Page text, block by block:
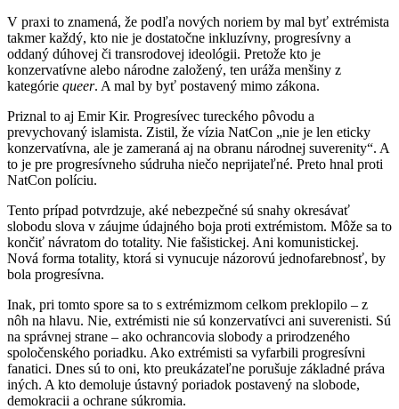
V praxi to znamená, že podľa nových noriem by mal byť extrémista
takmer každý, kto nie je dostatočne inkluzívny, progresívny a
oddaný dúhovej či transrodovej ideológii. Pretože kto je
konzervatívne alebo národne založený, ten uráža menšiny z
kategórie queer. A mal by byť postavený mimo zákona.
Priznal to aj Emir Kir. Progresívec tureckého pôvodu a
prevychovaný islamista. Zistil, že vízia NatCon „nie je len eticky
konzervatívna, ale je zameraná aj na obranu národnej suverenity“. A
to je pre progresívneho súdruha niečo neprijateľné. Preto hnal proti
NatCon políciu.
Tento prípad potvrdzuje, aké nebezpečné sú snahy okresávať
slobodu slova v záujme údajného boja proti extrémistom. Môže sa to
končiť návratom do totality. Nie fašistickej. Ani komunistickej.
Nová forma totality, ktorá si vynucuje názorovú jednofarebnosť, by
bola progresívna.
Inak, pri tomto spore sa to s extrémizmom celkom preklopilo – z
nôh na hlavu. Nie, extrémisti nie sú konzervatívci ani suverenisti. Sú
na správnej strane – ako ochrancovia slobody a prirodzeného
spoločenského poriadku. Ako extrémisti sa vyfarbili progresívni
fanatici. Dnes sú to oni, kto preukázateľne porušuje základné práva
iných. A kto demoluje ústavný poriadok postavený na slobode,
demokracii a ochrane súkromia.